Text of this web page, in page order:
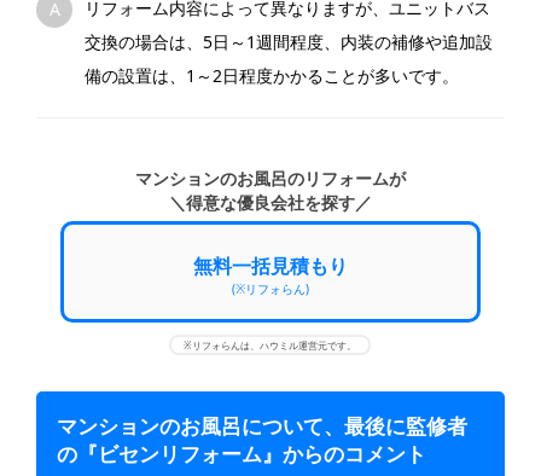
A
リフォーム内容によって異なりますが、ユニットバス
交換の場合は、5日～1週間程度、内装の補修や追加設
備の設置は、1～2日程度かかることが多いです。
マンションのお風呂のリフォームが
＼得意な優良会社を探す／
無料一括見積もり
(※リフォらん)
※リフォらんは、ハウミル運営元です。
マンションのお風呂について、最後に監修者
の『ビセンリフォーム』からのコメント